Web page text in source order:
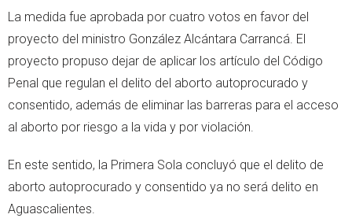
La medida fue aprobada por cuatro votos en favor del
proyecto del ministro González Alcántara Carrancá. El
proyecto propuso dejar de aplicar los artículo del Código
Penal que regulan el delito del aborto autoprocurado y
consentido, además de eliminar las barreras para el acceso
al aborto por riesgo a la vida y por violación.
En este sentido, la Primera Sola concluyó que el delito de
aborto autoprocurado y consentido ya no será delito en
Aguascalientes.